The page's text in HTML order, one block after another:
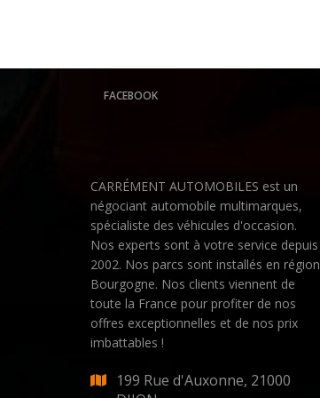
FACEBOOK
CARRÉMENT AUTOMOBILES est un
négociant automobile multimarques,
spécialiste des véhicules d'occasion.
Nos experts sont à votre service depuis
2002. Nos parcs sont installés en région
Bourgogne. Nos clients viennent de
toute la France pour profiter de nos
offres exceptionnelles et de nos prix
imbattables !
199 Rue d'Auxonne, 21000